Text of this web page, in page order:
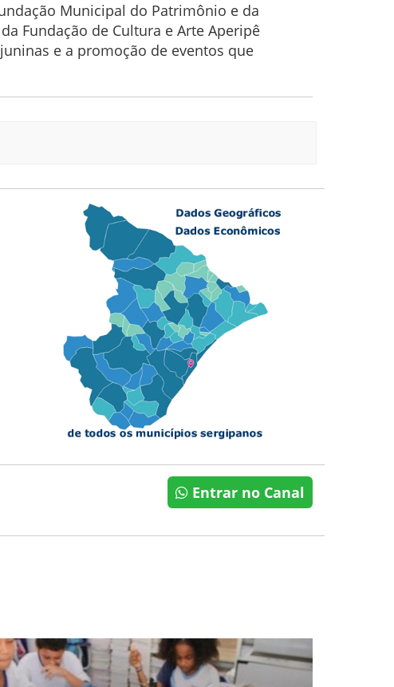
Municipal do Patrimônio e da
Fundação de Cultura e Arte Aperipê
e a promoção de eventos que
Entrar no Canal